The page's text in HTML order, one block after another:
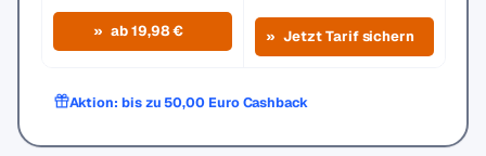
ab 19,98 € Jetzt Tarif sichern
Aktion: bis zu 50,00 Euro Cashback